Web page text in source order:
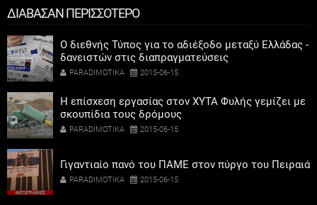
ΔΙΑΒΑΣΑΝ ΠΕΡΙΣΣΟΤΕΡΟ
Ο διεθνής Τύπος για το αδιέξοδο μεταξύ Ελλάδας -
δανειστών στις διαπραγματεύσεις
PARADIMOTIKA 2015-06-15
Η επίσχεση εργασίας στον ΧΥΤΑ Φυλής γεμίζει με
σκουπίδια τους δρόμους
PARADIMOTIKA 2015-06-15
Γιγαντιαίο πανό του ΠΑΜΕ στον πύργο του Πειραιά
PARADIMOTIKA 2015-06-15